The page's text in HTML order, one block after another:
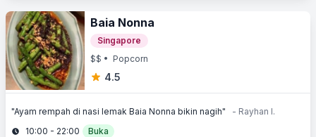
Baia Nonna
Singapore
$$ • Popcorn
4.5
"Ayam rempah di nasi lemak Baia Nonna bikin nagih"
- Rayhan I.
10:00 - 22:00
Buka